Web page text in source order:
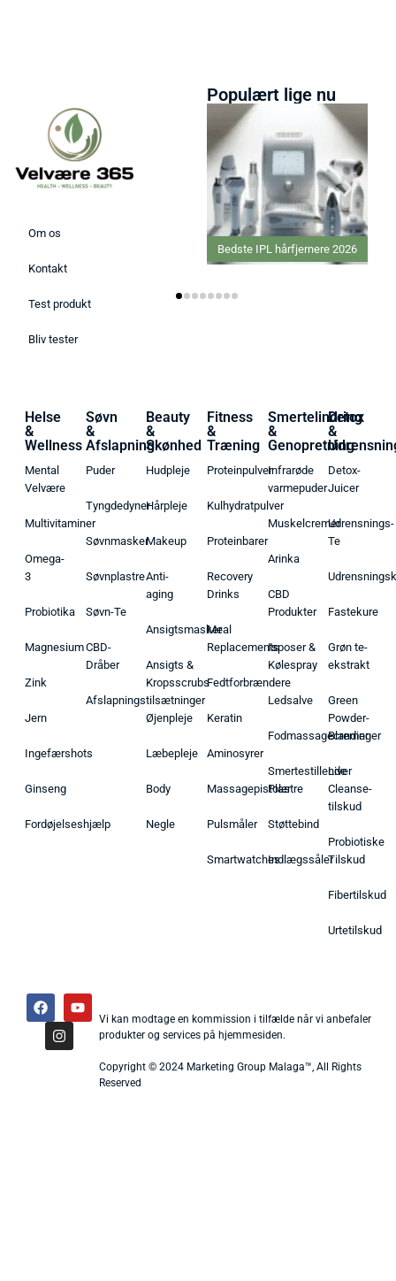
Om os
Kontakt
Test produkt
Bliv tester
Populært lige nu
Bedste IPL hårfjernere 2026
Helse
&
Wellness
Mental
Velvære
Multivitaminer
Omega-
3
Probiotika
Magnesium
Zink
Jern
Ingefærshots
Ginseng
Fordøjelseshjælp
Søvn
&
Afslapning
Puder
Tyngdedyner
Søvnmasker
Søvnplastre
Søvn-Te
CBD-
Dråber
Afslapningstilsætninger
Beauty
&
Skønhed
Hudpleje
Hårpleje
Makeup
Anti-
aging
Ansigtsmasker
Ansigts &
Kropsscrubs
Øjenpleje
Læbepleje
Body
Negle
Fitness
&
Træning
Proteinpulver
Kulhydratpulver
Proteinbarer
Recovery
Drinks
Meal
Replacements
Fedtforbrændere
Keratin
Aminosyrer
Massagepistoler
Pulsmåler
Smartwatches
Smertelindring
&
Genopretning
Infrarøde
varmepuder
Muskelcremer
Arinka
CBD
Produkter
Isposer &
Kølespray
Ledsalve
Fodmassagecremer
Smertestillende
Plastre
Støttebind
Indlægssåler
Detox
&
Detox-
Juicer
Udrensnings-
Te
Fastekure
Grøn te-
ekstrakt
Green
Powder-
Blandinger
Liver
Cleanse-
tilskud
Probiotiske
Tilskud
Fibertilskud
Urtetilskud
Vi kan modtage en kommission i tilfælde når vi anbefaler
produkter og services på hjemmesiden.
Copyright © 2024 Marketing Group Malaga™, All Rights
Reserved